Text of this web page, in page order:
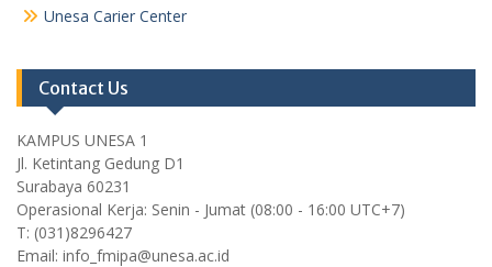
Unesa Carier Center
Contact Us
KAMPUS UNESA 1
Jl. Ketintang Gedung D1
Surabaya 60231
Operasional Kerja: Senin - Jumat (08:00 - 16:00 UTC+7)
T: (031)8296427
Email: info_fmipa@unesa.ac.id